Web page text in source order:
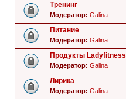
Тренинг
Модератор: Galina
Питание
Модератор: Galina
Продукты Ladyfitness
Модератор: Galina
Лирика
Модератор: Galina